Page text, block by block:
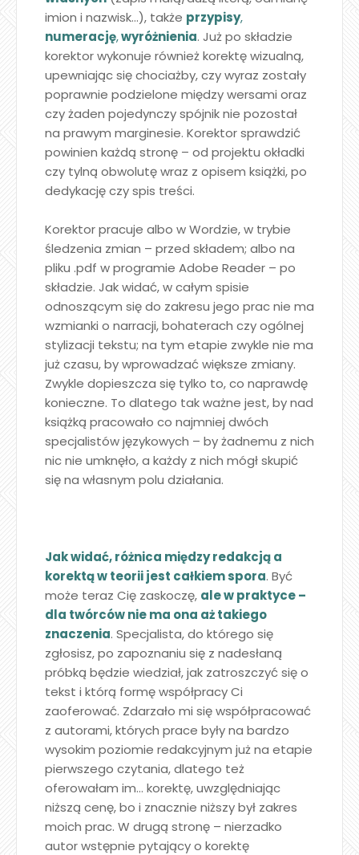
imion i nazwisk…), także przypisy,
numerację,wyróżnienia. Już po składzie
korektor wykonuje również korektę wizualną,
upewniając się chociażby, czy wyraz zostały
poprawnie podzielone między wersami oraz
czy żaden pojedynczy spójnik nie pozostał
na prawym marginesie. Korektor sprawdzić
powinien każdą stronę – od projektu okładki
czy tylną obwolutę wraz z opisem książki, po
dedykację czy spis treści.
Korektor pracuje albo w Wordzie, w trybie
śledzenia zmian – przed składem; albo na
pliku .pdf w programie Adobe Reader – po
składzie. Jak widać, w całym spisie
odnoszącym się do zakresu jego prac nie ma
wzmianki o narracji, bohaterach czy ogólnej
stylizacji tekstu; na tym etapie zwykle nie ma
już czasu, by wprowadzać większe zmiany.
Zwykle dopieszcza się tylko to, co naprawdę
konieczne. To dlatego tak ważne jest, by nad
książką pracowało co najmniej dwóch
specjalistów językowych – by żadnemu z nich
nic nie umknęło, a każdy z nich mógł skupić
się na własnym polu działania.
Jak widać, różnica między redakcją a
korektą w teorii jest całkiem spora. Być
może teraz Cię zaskoczę, ale w praktyce –
dla twórców nie ma ona aż takiego
znaczenia. Specjalista, do którego się
zgłosisz, po zapoznaniu się z nadesłaną
próbką będzie wiedział, jak zatroszczyć się o
tekst i którą formę współpracy Ci
zaoferować. Zdarzało mi się współpracować
z autorami, których prace były na bardzo
wysokim poziomie redakcyjnym już na etapie
pierwszego czytania, dlatego też
oferowałam im… korektę, uwzględniając
niższą cenę, bo i znacznie niższy był zakres
moich prac. W drugą stronę – nierzadko
autor wstępnie pytający o korektę